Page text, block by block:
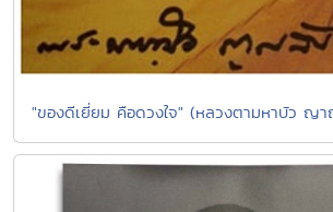
"ของดีเยี่ยม คือดวงใจ" (หลวงตามหาบัว ญ